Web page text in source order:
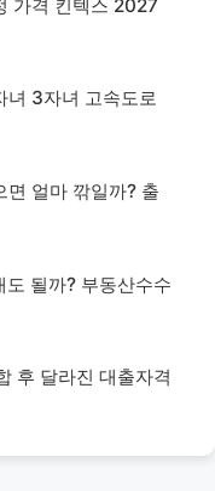
가격 킨텍스 2027
녀 3자녀 고속도로
면 얼마 깎일까? 출
될까? 부동산수수
후 달라진 대출자격